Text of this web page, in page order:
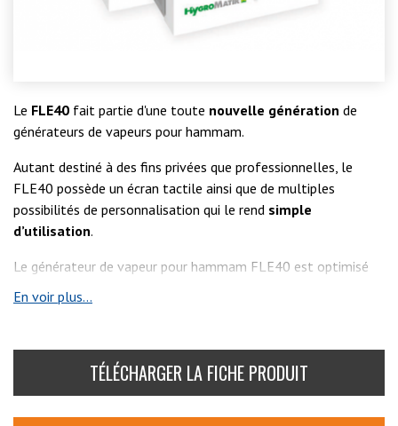
Le FLE40 fait partie d'une toute nouvelle génération de
générateurs de vapeurs pour hammam.
Autant destiné à des fins privées que professionnelles, le
FLE40 possède un écran tactile ainsi que de multiples
possibilités de personnalisation qui le rend simple
d’utilisation.
Le générateur de vapeur pour hammam FLE40 est optimisé
afin d’être à la fois
En voir plus...
TÉLÉCHARGER LA FICHE PRODUIT